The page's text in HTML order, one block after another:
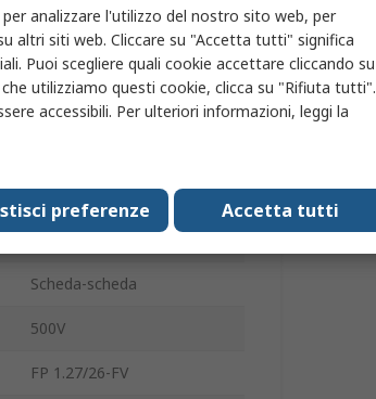
1.4A
A saldare
Polimero a cristalli liquidi
Angolo destro
Scheda-scheda
500V
FP 1.27/26-FV
analizzare l'utilizzo del nostro sito web, per
altri siti web. Cliccare su "Accetta tutti" significa
Puoi scegliere quali cookie accettare cliccando su
utilizziamo questi cookie, clicca su "Rifiuta tutti".
accessibili. Per ulteriori informazioni, leggi la
Accetta tutti
preferenze